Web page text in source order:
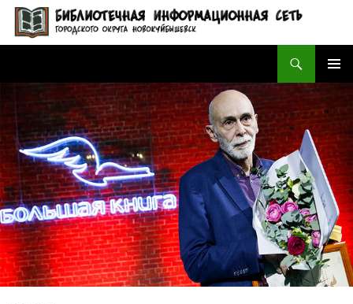
БИБЛИОТЕЧНАЯ ИНФОРМАЦИОННАЯ СЕТЬ городского округа Новокуйбышевск
СОДЕРЖИМОМУ